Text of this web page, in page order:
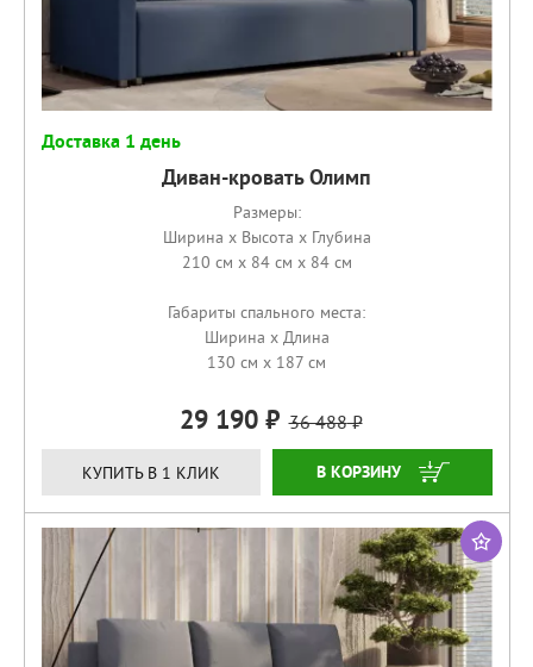
Доставка 1 день
Диван-кровать Олимп
Размеры:
Ширина x Высота x Глубина
210 см x 84 см x 84 см
Габариты спального места:
Ширина x Длина
130 см x 187 см
29 190 36 488
КУПИТЬ В 1 КЛИК КУПИТЬ